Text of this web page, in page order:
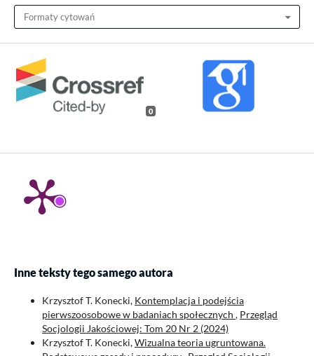
Formaty cytowań
0
Inne teksty tego samego autora
Krzysztof T. Konecki, Kontemplacja i podejścia
pierwszoosobowe w badaniach społecznych , Przegląd
Socjologii Jakościowej: Tom 20 Nr 2 (2024)
Krzysztof T. Konecki,Wizualna teoria ugruntowana.